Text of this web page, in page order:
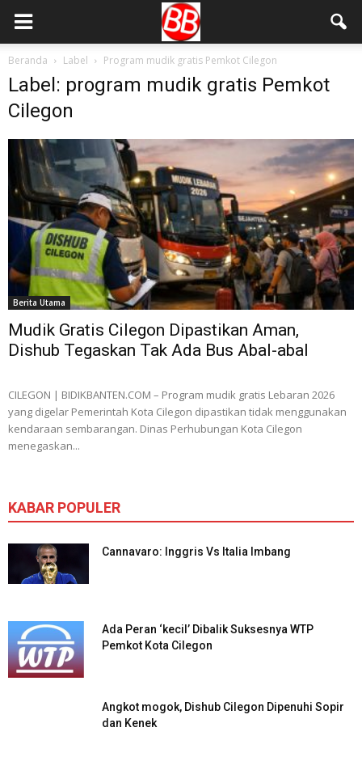
Beranda Label Program mudik gratis Pemkot Cilegon
Label: program mudik gratis Pemkot
Cilegon
Berita Utama
Mudik Gratis Cilegon Dipastikan Aman,
Dishub Tegaskan Tak Ada Bus Abal-abal
CILEGON | BIDIKBANTEN.COM – Program mudik gratis Lebaran 2026
yang digelar Pemerintah Kota Cilegon dipastikan tidak menggunakan
kendaraan sembarangan. Dinas Perhubungan Kota Cilegon
menegaskan...
KABAR POPULER
Cannavaro: Inggris Vs Italia Imbang
Ada Peran ‘kecil’ Dibalik Suksesnya WTP
Pemkot Kota Cilegon
Angkot mogok, Dishub Cilegon Dipenuhi Sopir
dan Kenek